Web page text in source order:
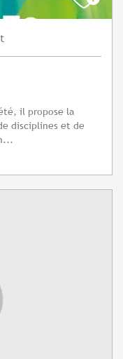
il propose la
disciplines et de